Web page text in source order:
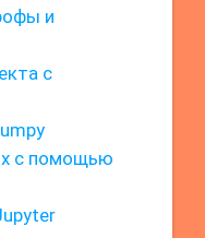
и
с
с помощью